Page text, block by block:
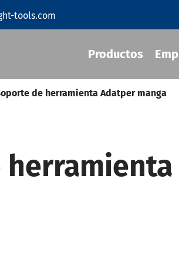
tools.com
Productos
retráctil
Chuck hidráulico
de herramienta Adatper manga